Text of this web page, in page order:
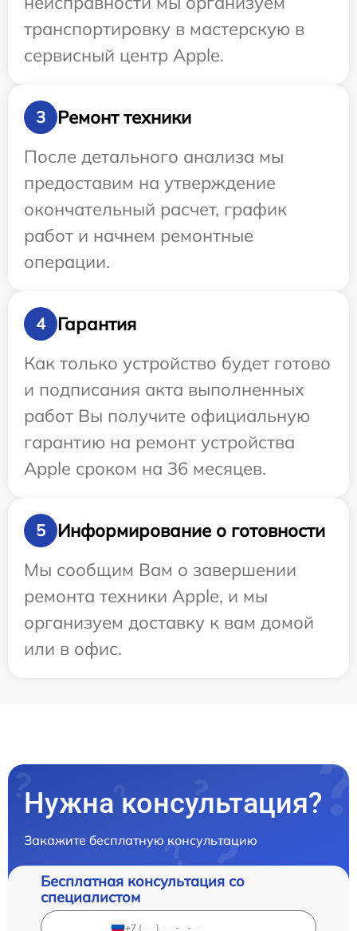
транспортировку в мастерскую в
сервисный центр Apple.
3
Ремонт техники
После детального анализа мы
предоставим на утверждение
окончательный расчет, график
работ и начнем ремонтные
операции.
4
Гарантия
Как только устройство будет готово
и подписания акта выполненных
работ Вы получите официальную
гарантию на ремонт устройства
Apple сроком на 36 месяцев.
5
Информирование о готовности
Мы сообщим Вам о завершении
ремонта техники Apple, и мы
организуем доставку к вам домой
или в офис.
Нужна консультация?
Закажите бесплатную консультацию
Бесплатная консультация со
специалистом